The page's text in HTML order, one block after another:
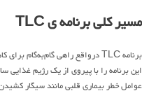
مسیر کلی برنامه ی TLC
این برنامه را با پیروی از یک رژیم غذایی
عوامل خطر بیماری قلبی مانند سیگار